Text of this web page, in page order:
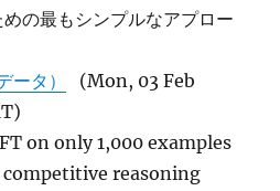
の最もシンプルなアプロー
ータ）
(Mon, 03 Feb
on only 1,000 examples
reasoning